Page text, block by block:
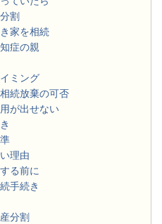
割
家を相続
症の親
ミング
続放棄の可否
が出せない
理由
る前に
手続き
分割